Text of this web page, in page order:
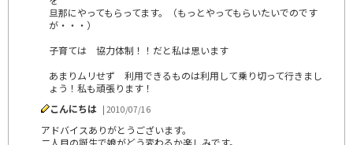
旦那にやってもらってます。（もっとやってもらいたいでのです
が・・・）
子育ては 協力体制！！だと私は思います
あまりムリせず 利用できるものは利用して乗り切って行きまし
ょう！私も頑張ります！
こんにちは | 2010/07/16
アドバイスありがとうございます。
二人目の誕生で娘がどう変わるか楽しみです。